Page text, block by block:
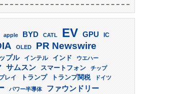
apple BYD CATL EV GPU IC
OLED PR Newswire
プル インテル インド ウエハー
サムスン スマートフォン
チップ
レイ トランプ トランプ関税 ドイツ
パワー半導体 ファウンドリー